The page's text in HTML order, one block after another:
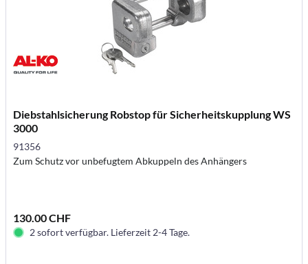
Diebstahlsicherung Robstop für Sicherheitskupplung WS
3000
91356
Zum Schutz vor unbefugtem Abkuppeln des Anhängers
130.00 CHF
2 sofort verfügbar. Lieferzeit 2-4 Tage.